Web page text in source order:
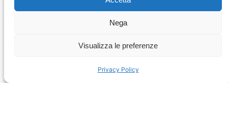
Nega
Visualizza le preferenze
Privacy Policy